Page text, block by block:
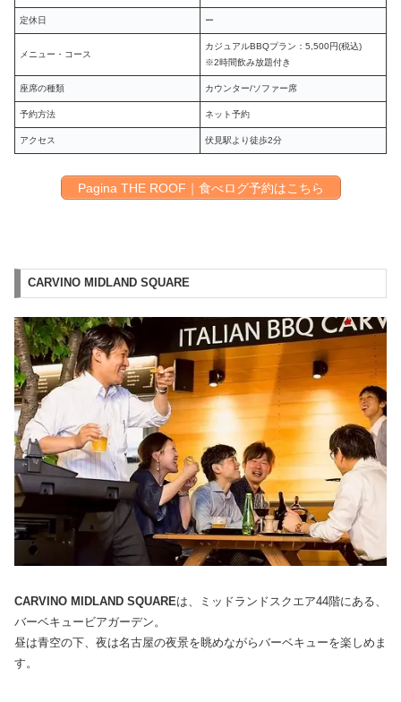
定休日 ー
メニュー・コース
カジュアルBBQプラン：5,500円(税込)
※2時間飲み放題付き
座席の種類 カウンター/ソファー席
予約方法 ネット予約
アクセス 伏見駅より徒歩2分
Pagina THE ROOF｜食べログ予約はこちら
CARVINO MIDLAND SQUARE
CARVINO MIDLAND SQUAREは、ミッドランドスクエア44階にある、
バーベキュービアガーデン。
昼は青空の下、夜は名古屋の夜景を眺めながらバーベキューを楽しめま
す。